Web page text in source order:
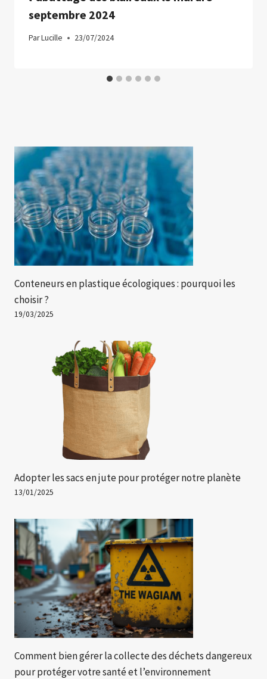
septembre 2024
ParLucille 23/07/2024
Conteneurs en plastique écologiques : pourquoi les
choisir ?
19/03/2025
Adopter les sacs en jute pour protéger notre planète
13/01/2025
Comment bien gérer la collecte des déchets dangereux
pour protéger votre santé et l’environnement